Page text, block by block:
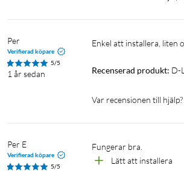
Säkerhetsprotokoll: WPA/WPA2-
Dimensioner: 181.6 x 129.2 x 66.1
Per
Verifierad köpare
5/5
1 år sedan
Enkel att installera,
Recenserad produkt: D-
Var recensionen till hjälp?
Per E
Verifierad köpare
5/5
Fungerar bra.
Lätt att installera